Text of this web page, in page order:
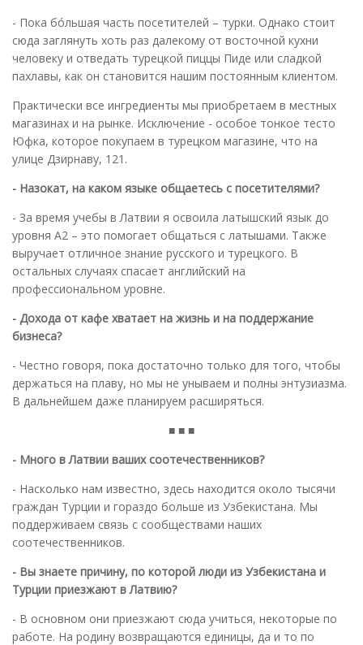
- Пока бóльшая часть посетителей – турки. Однако стоит
сюда заглянуть хоть раз далекому от восточной кухни
человеку и отведать турецкой пиццы Пиде или сладкой
пахлавы, как он становится нашим постоянным клиентом.
Практически все ингредиенты мы приобретаем в местных
магазинах и на рынке. Исключение - особое тонкое тесто
Юфка, которое покупаем в турецком магазине, что на
улице Дзирнаву, 121.
- Назокат, на каком языке общаетесь с посетителями?
- За время учебы в Латвии я освоила латышский язык до
уровня А2 – это помогает общаться с латышами. Также
выручает отличное знание русского и турецкого. В
остальных случаях спасает английский на
профессиональном уровне.
- Дохода от кафе хватает на жизнь и на поддержание
бизнеса?
- Честно говоря, пока достаточно только для того, чтобы
держаться на плаву, но мы не унываем и полны энтузиазма.
В дальнейшем даже планируем расширяться.
■ ■ ■
- Много в Латвии ваших соотечественников?
- Насколько нам известно, здесь находится около тысячи
граждан Турции и гораздо больше из Узбекистана. Мы
поддерживаем связь с сообществами наших
соотечественников.
- Вы знаете причину, по которой люди из Узбекистана и
Турции приезжают в Латвию?
- В основном они приезжают сюда учиться, некоторые по
работе. На родину возвращаются единицы, да и то по